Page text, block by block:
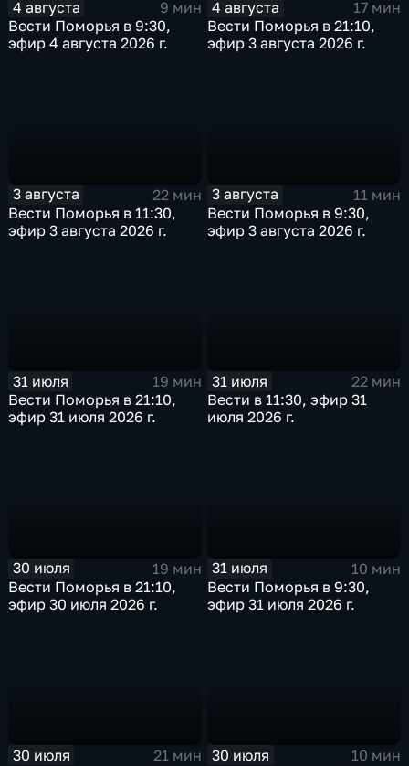
4 августа
9 мин
Вести Поморья в 9:30,
эфир 4 августа 2026 г.
4 августа
17 мин
Вести Поморья в 21:10,
эфир 3 августа 2026 г.
3 августа
22 мин
Вести Поморья в 11:30,
эфир 3 августа 2026 г.
3 августа
11 мин
Вести Поморья в 9:30,
эфир 3 августа 2026 г.
31 июля
19 мин
Вести Поморья в 21:10,
эфир 31 июля 2026 г.
31 июля
22 мин
Вести в 11:30, эфир 31
июля 2026 г.
30 июля
19 мин
Вести Поморья в 21:10,
эфир 30 июля 2026 г.
31 июля
10 мин
Вести Поморья в 9:30,
эфир 31 июля 2026 г.
30 июля
21 мин
30 июля
10 мин